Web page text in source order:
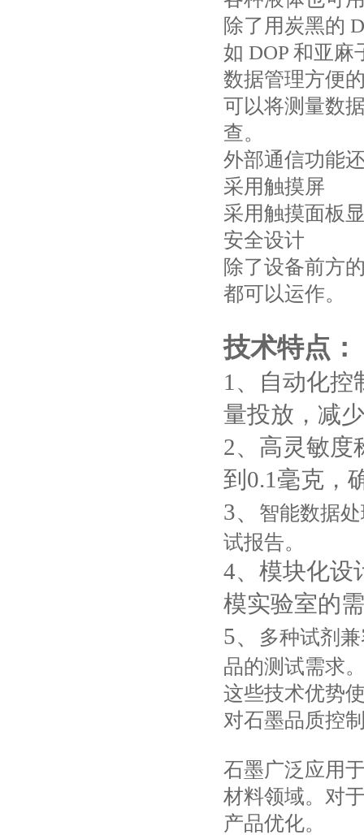
除了用炭黑的
如 DOP 和亚麻
数据管理方便
可以将测量数
查。
外部通信功能
采用触摸屏
采用触摸面板
安全设计
除了设备前方
都可以运作。
技术特点：
1、自动化控
量投放，减
2、高灵敏度
到0.1毫克，
3、
智能数据
试报告。
4、模块化设
模实验室的
5、
多种试剂
品的测试需求
这些技术优势
对石墨品质控
石墨广泛应用
材料领域。对
产品优化。